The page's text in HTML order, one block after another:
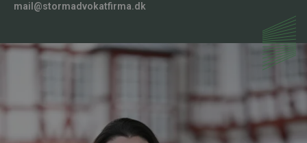
mail@stormadvokatfirma.dk